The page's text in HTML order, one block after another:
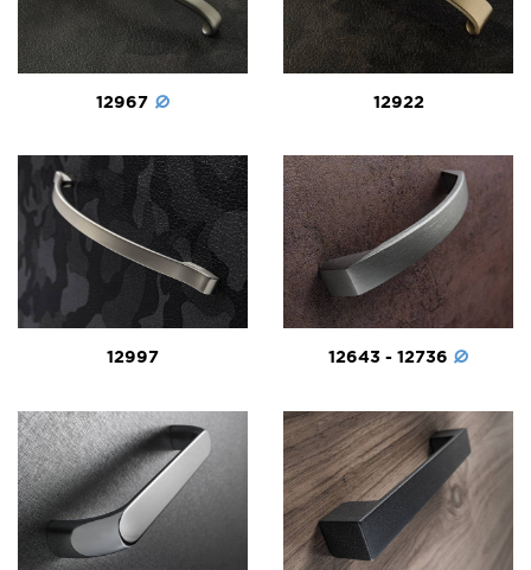
12967 12922
12997 12643 - 12736